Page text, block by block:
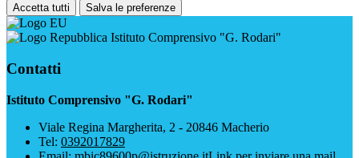
Accetta tutti Salva le preferenze
Istituto Comprensivo "G. Rodari"
Contatti
Istituto Comprensivo "G. Rodari"
Viale Regina Margherita, 2 - 20846 Macherio
Tel: 0392017829